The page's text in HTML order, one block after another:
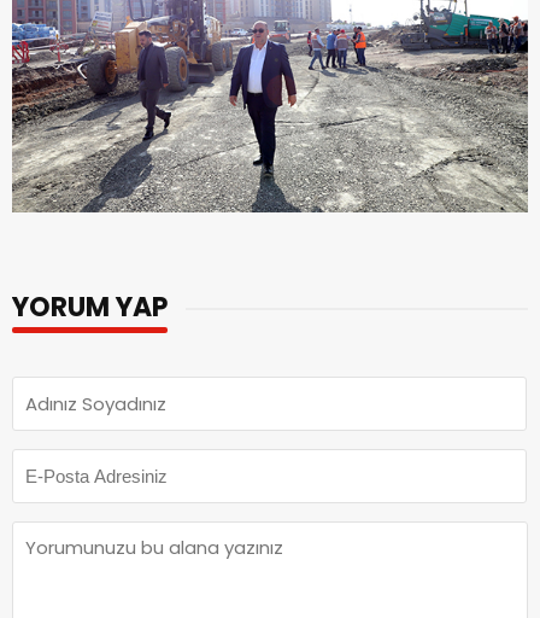
YORUM YAP